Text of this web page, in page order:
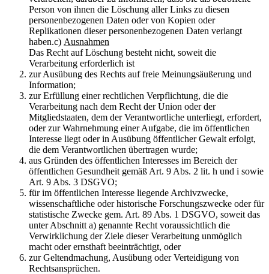
Person von ihnen die Löschung aller Links zu diesen
personenbezogenen Daten oder von Kopien oder
Replikationen dieser personenbezogenen Daten verlangt
haben.c) Ausnahmen
Das Recht auf Löschung besteht nicht, soweit die
Verarbeitung erforderlich ist
zur Ausübung des Rechts auf freie Meinungsäußerung und
Information;
zur Erfüllung einer rechtlichen Verpflichtung, die die
Verarbeitung nach dem Recht der Union oder der
Mitgliedstaaten, dem der Verantwortliche unterliegt, erfordert,
oder zur Wahrnehmung einer Aufgabe, die im öffentlichen
Interesse liegt oder in Ausübung öffentlicher Gewalt erfolgt,
die dem Verantwortlichen übertragen wurde;
aus Gründen des öffentlichen Interesses im Bereich der
öffentlichen Gesundheit gemäß Art. 9 Abs. 2 lit. h und i sowie
Art. 9 Abs. 3 DSGVO;
für im öffentlichen Interesse liegende Archivzwecke,
wissenschaftliche oder historische Forschungszwecke oder für
statistische Zwecke gem. Art. 89 Abs. 1 DSGVO, soweit das
unter Abschnitt a) genannte Recht voraussichtlich die
Verwirklichung der Ziele dieser Verarbeitung unmöglich
macht oder ernsthaft beeinträchtigt, oder
zur Geltendmachung, Ausübung oder Verteidigung von
Rechtsansprüchen.